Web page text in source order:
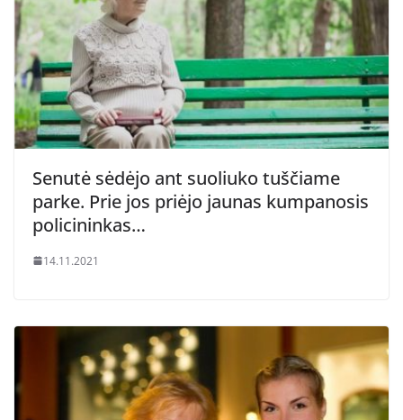
Senutė sėdėjo ant suoliuko tuščiame
parke. Prie jos priėjo jaunas kumpanosis
policininkas…
14.11.2021